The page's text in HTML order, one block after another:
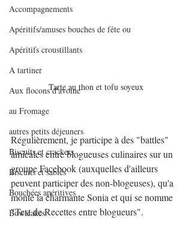
Accompagnements
Apéritifs/amuses bouches de fête ou
Apéritifs croustillants
A tartiner
Aux flocons d'avoine
au Fromage
autres petits déjeuners
Biscuits et crackers
Biscuits et sablés
Bouchées apéritives
Bowlcakes
Tarte au thon et tofu soyeux
Régulièrement, je participe à des "battles"
amicales entre blogueuses culinaires sur un
groupe Facebook (auxquelles d'ailleurs
peuvent participer des non-blogeuses), qu'a
monté la charmante Sonia et qui se nomme
"Test de Recettes entre blogueurs".